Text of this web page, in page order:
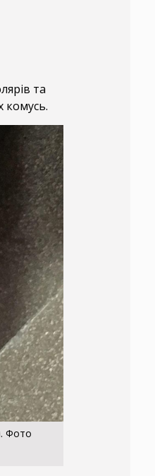
та
комусь.
Фото